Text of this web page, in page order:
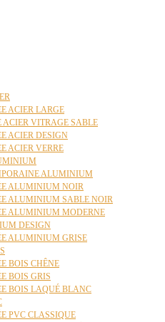
ACIER LARGE
ACIER VITRAGE SABLE
ACIER DESIGN
ACIER VERRE
ALUMINIUM
ALUMINIUM NOIR
ALUMINIUM SABLE NOIR
ALUMINIUM MODERNE
DESIGN
ALUMINIUM GRISE
BOIS CHÊNE
BOIS GRIS
BOIS LAQUÉ BLANC
PVC CLASSIQUE